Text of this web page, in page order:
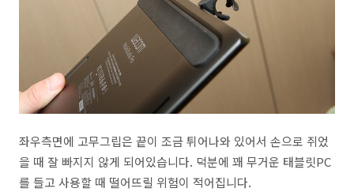
좌우측면에 고무그립은 끝이 조금 튀어나와 있어서 손으로 쥐었
을 때 잘 빠지지 않게 되어있습니다. 덕분에 꽤 무거운 태블릿PC
를 들고 사용할 때 떨어뜨릴 위험이 적어집니다.